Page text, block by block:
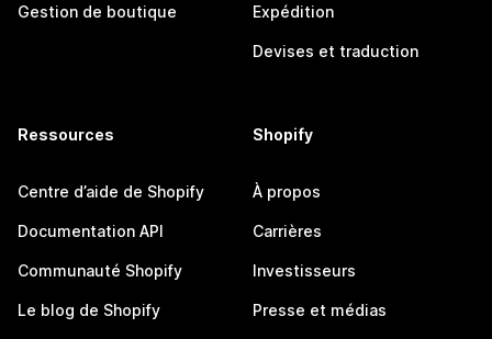
Gestion de boutique Expédition
Devises et traduction
Ressources
Centre d’aide de Shopify
Documentation API
Communauté Shopify
Le blog de Shopify
Shopify
À propos
Carrières
Investisseurs
Presse et médias